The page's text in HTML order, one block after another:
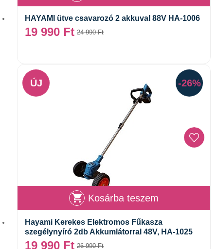
HAYAMI ütve csavarozó 2 akkuval 88V HA-1006
24 990Ft
19 990 Ft
-26%
ÚJ
Kosárba teszem
Hayami Kerekes Elektromos Fűkasza
szegélynyíró 2db Akkumlátorral 48V, HA-1025
26 990Ft
19 990 Ft